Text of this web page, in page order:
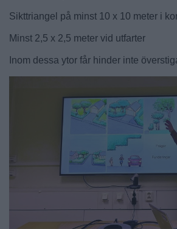
Sikttriangel på minst 10 x 10 meter i
Minst 2,5 x 2,5 meter vid utfarter
Inom dessa ytor får hinder inte